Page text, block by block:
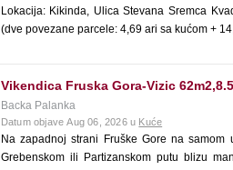
Lokacija: Kikinda, Ulica Stevana Sremca
(dve povezane parcele: 4,69 ari sa kućom +
Vikendica Fruska Gora-Vizic
Backa Palanka
Datum objave Aug 06, 2026 u Kuće
Na zapadnoj strani Fruške Gore na
Grebenskom ili Partizanskom putu blizu